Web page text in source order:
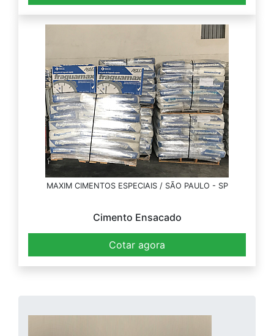
MAXIM CIMENTOS ESPECIAIS / SÃO PAULO - SP
Cimento Ensacado
Cotar agora